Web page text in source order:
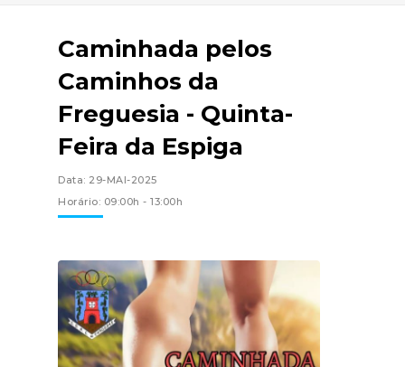
Caminhada pelos
Caminhos da
Freguesia - Quinta-
Feira da Espiga
Data: 29-MAI-2025
Horário: 09:00h - 13:00h